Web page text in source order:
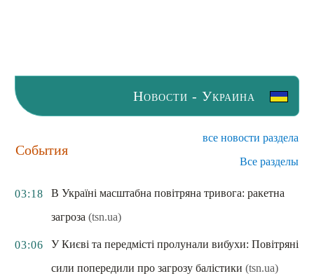
Новости - Украина
События
все новости раздела
Все разделы
03:18
В Україні масштабна повітряна тривога: ракетна
загроза (tsn.ua)
03:06
У Києві та передмісті пролунали вибухи: Повітряні
сили попередили про загрозу балістики (tsn.ua)